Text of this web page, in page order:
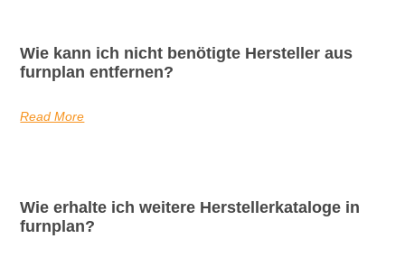
Wie kann ich nicht benötigte Hersteller aus
furnplan entfernen?
Read More
Wie erhalte ich weitere Herstellerkataloge in
furnplan?